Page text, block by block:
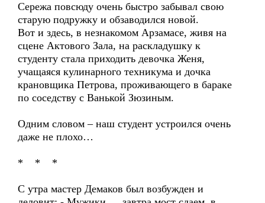
Сережа повсюду очень быстро забывал свою
старую подружку и обзаводился новой.
Вот и здесь, в незнакомом Арзамасе, живя на
сцене Актового Зала, на раскладушку к
студенту стала приходить девочка Женя,
учащаяся кулинарного техникума и дочка
крановщика Петрова, проживающего в бараке
по соседству с Ванькой Зюзиным.
Одним словом – наш студент устроился очень
даже не плохо…
* * *
С утра мастер Демаков был возбужден и